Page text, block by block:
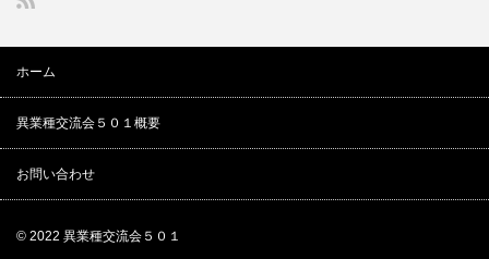
ホーム
異業種交流会５０１概要
お問い合わせ
© 2022 異業種交流会５０１